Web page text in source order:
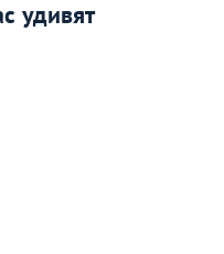
удивят